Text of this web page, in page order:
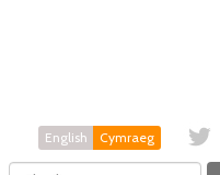
English Cymraeg